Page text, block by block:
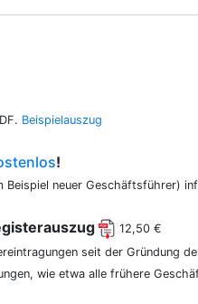
Beispielauszug
!
neuer Geschäftsführer)
12,50 €
seit der Gründung
wie etwa alle frühere